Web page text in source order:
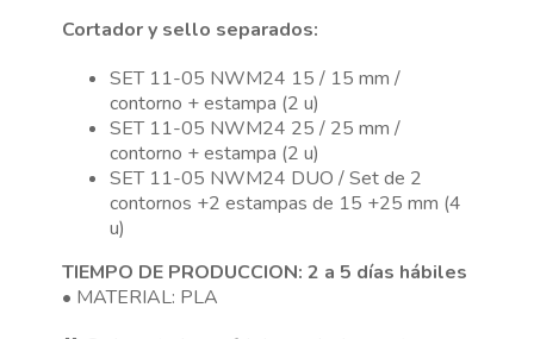
Cortador y sello separados:
SET 11-05 NWM24 15 / 15 mm /
contorno + estampa (2 u)
SET 11-05 NWM24 25 / 25 mm /
contorno + estampa (2 u)
SET 11-05 NWM24 DUO / Set de 2
contornos +2 estampas de 15 +25 mm (4
u)
TIEMPO DE PRODUCCION: 2 a 5 días hábiles
• MATERIAL: PLA